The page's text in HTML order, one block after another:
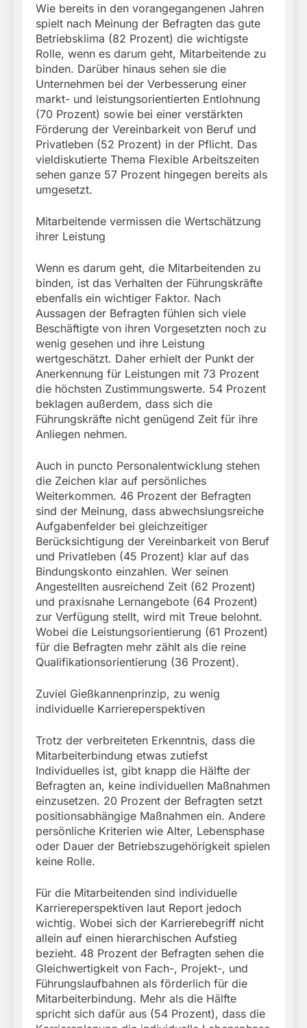
Wie bereits in den vorangegangenen Jahren
spielt nach Meinung der Befragten das gute
Betriebsklima (82 Prozent) die wichtigste
Rolle, wenn es darum geht, Mitarbeitende zu
binden. Darüber hinaus sehen sie die
Unternehmen bei der Verbesserung einer
markt- und leistungsorientierten Entlohnung
(70 Prozent) sowie bei einer verstärkten
Förderung der Vereinbarkeit von Beruf und
Privatleben (52 Prozent) in der Pflicht. Das
vieldiskutierte Thema Flexible Arbeitszeiten
sehen ganze 57 Prozent hingegen bereits als
umgesetzt.
Mitarbeitende vermissen die Wertschätzung
ihrer Leistung
Wenn es darum geht, die Mitarbeitenden zu
binden, ist das Verhalten der Führungskräfte
ebenfalls ein wichtiger Faktor. Nach
Aussagen der Befragten fühlen sich viele
Beschäftigte von ihren Vorgesetzten noch zu
wenig gesehen und ihre Leistung
wertgeschätzt. Daher erhielt der Punkt der
Anerkennung für Leistungen mit 73 Prozent
die höchsten Zustimmungswerte. 54 Prozent
beklagen außerdem, dass sich die
Führungskräfte nicht genügend Zeit für ihre
Anliegen nehmen.
Auch in puncto Personalentwicklung stehen
die Zeichen klar auf persönliches
Weiterkommen. 46 Prozent der Befragten
sind der Meinung, dass abwechslungsreiche
Aufgabenfelder bei gleichzeitiger
Berücksichtigung der Vereinbarkeit von Beruf
und Privatleben (45 Prozent) klar auf das
Bindungskonto einzahlen. Wer seinen
Angestellten ausreichend Zeit (62 Prozent)
und praxisnahe Lernangebote (64 Prozent)
zur Verfügung stellt, wird mit Treue belohnt.
Wobei die Leistungsorientierung (61 Prozent)
für die Befragten mehr zählt als die reine
Qualifikationsorientierung (36 Prozent).
Zuviel Gießkannenprinzip, zu wenig
individuelle Karriereperspektiven
Trotz der verbreiteten Erkenntnis, dass die
Mitarbeiterbindung etwas zutiefst
Individuelles ist, gibt knapp die Hälfte der
Befragten an, keine individuellen Maßnahmen
einzusetzen. 20 Prozent der Befragten setzt
positionsabhängige Maßnahmen ein. Andere
persönliche Kriterien wie Alter, Lebensphase
oder Dauer der Betriebszugehörigkeit spielen
keine Rolle.
Für die Mitarbeitenden sind individuelle
Karriereperspektiven laut Report jedoch
wichtig. Wobei sich der Karrierebegriff nicht
allein auf einen hierarchischen Aufstieg
bezieht. 48 Prozent der Befragten sehen die
Gleichwertigkeit von Fach-, Projekt-, und
Führungslaufbahnen als förderlich für die
Mitarbeiterbindung. Mehr als die Hälfte
spricht sich dafür aus (54 Prozent), dass die